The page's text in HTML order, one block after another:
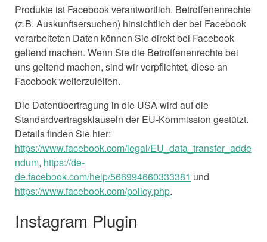
Produkte ist Facebook verantwortlich. Betroffenenrechte
(z.B. Auskunftsersuchen) hinsichtlich der bei Facebook
verarbeiteten Daten können Sie direkt bei Facebook
geltend machen. Wenn Sie die Betroffenenrechte bei
uns geltend machen, sind wir verpflichtet, diese an
Facebook weiterzuleiten.
Die Datenübertragung in die USA wird auf die
Standardvertragsklauseln der EU-Kommission gestützt.
Details finden Sie hier:
https://www.facebook.com/legal/EU_data_transfer_adde
ndum, https://de-
de.facebook.com/help/566994660333381 und
https://www.facebook.com/policy.php.
Instagram Plugin